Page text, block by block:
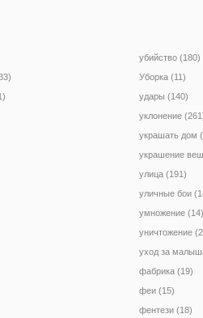
убийство (180)
Уборка (11)
удары (140)
уклонение
украшать дом
украшение
улица (191)
уличные бои
умножение (14)
уничтожение
уход за
фабрика (19)
феи (15)
фентези (18)